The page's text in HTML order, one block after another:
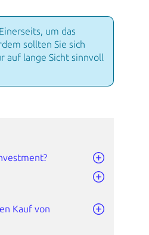
um das
sollten Sie sich
auf lange Sicht sinnvoll
Kauf von